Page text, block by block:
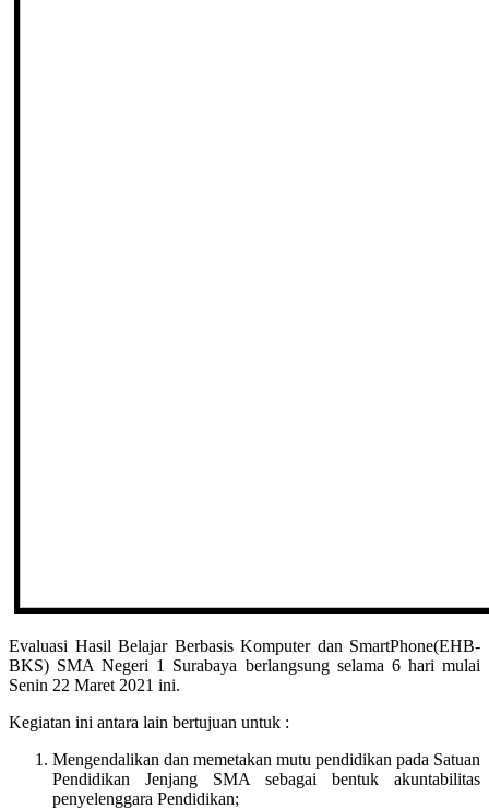
Evaluasi Hasil Belajar Berbasis Komputer dan SmartPhone(EHB-
BKS) SMA Negeri 1 Surabaya berlangsung selama 6 hari mulai
Senin 22 Maret 2021 ini.
Kegiatan ini antara lain bertujuan untuk :
Mengendalikan dan memetakan mutu pendidikan pada Satuan
Pendidikan Jenjang SMA sebagai bentuk akuntabilitas
penyelenggara Pendidikan;